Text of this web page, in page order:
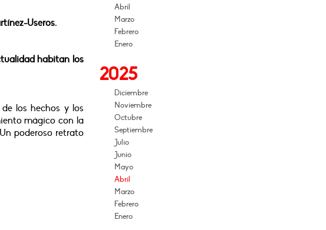
Useros.
habitan los
los hechos y los
mágico con la
poderoso retrato
Abril
Marzo
Febrero
Enero
2025
Diciembre
Noviembre
Octubre
Septiembre
Julio
Junio
Mayo
Abril
Marzo
Febrero
Enero